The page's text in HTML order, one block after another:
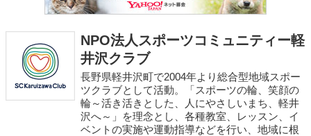
NPO法人スポーツコミュニティー軽
井沢クラブ
長野県軽井沢町で2004年より総合型地域スポー
ツクラブとして活動。「スポーツの輪、笑顔の
輪～活き活きとした、人にやさしいまち、軽井
沢へ～」を理念とし、各種教室、レッスン、イ
ベントの実施や運動指導などを行い、地域に根